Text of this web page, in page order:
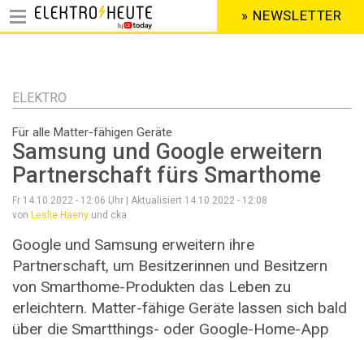
Inhalt
HEADER
MENU
» NEWSLETTER
ELEKTRO
Für alle Matter-fähigen Geräte
Samsung und Google erweitern
Partnerschaft fürs Smarthome
Fr 14.10.2022 - 12:06 Uhr | Aktualisiert 14.10.2022 - 12:08
von Leslie Haeny und cka
Google und Samsung erweitern ihre
Partnerschaft, um Besitzerinnen und Besitzern
von Smarthome-Produkten das Leben zu
erleichtern. Matter-fähige Geräte lassen sich bald
über die Smartthings- oder Google-Home-App